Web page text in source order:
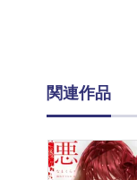
関連作品